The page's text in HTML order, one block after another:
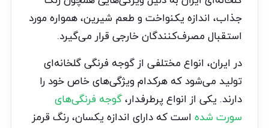
جذاب، اندازه یکنواخت و طعم شیرین، همواره مورد
استقبال مصرف‌کنندگان خارجی قرار می‌گیرد.
در ایران، انواع مختلفی از گوجه فرنگی گلخانه‌ای
تولید می‌شود که هرکدام ویژگی‌های خاص خود را
دارند. یکی از انواع پرطرفدار،گوجه فرنگی‌های
سورت شده است که دارای اندازه یکسان، رنگ قرمز